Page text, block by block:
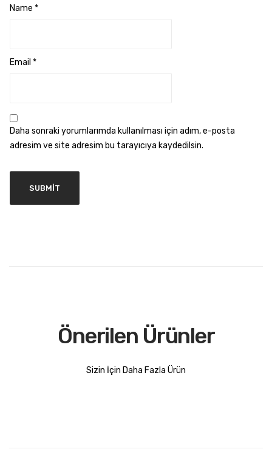
Name *
Email *
Daha sonraki yorumlarımda kullanılması için adım, e-posta
adresim ve site adresim bu tarayıcıya kaydedilsin.
Önerilen Ürünler
Sizin İçin Daha Fazla Ürün